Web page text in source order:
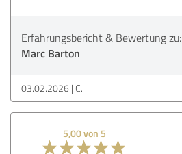
Erfahrungsbericht & Bewertung zu:
Marc Barton
03.02.2026 C.
5,00 von 5